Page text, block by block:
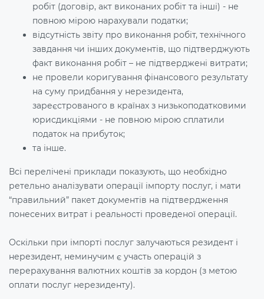
робіт (договір, акт виконаних робіт та інші) - не
повною мірою нарахували податки;
відсутність звіту про виконання робіт, технічного
завдання чи інших документів, що підтверджують
факт виконання робіт – не підтверджені витрати;
не провели коригування фінансового результату
на суму придбання у нерезидента,
зареєстрованого в країнах з низькоподатковими
юрисдикціями - не повною мірою сплатили
податок на прибуток;
та інше.
Всі перелічені приклади показують, що необхідно
ретельно аналізувати операції імпорту послуг, і мати
“правильний” пакет документів на підтвердження
понесених витрат і реальності проведеної операції.
Оскільки при імпорті послуг залучаються резидент і
нерезидент, неминучим є участь операцій з
перерахування валютних коштів за кордон (з метою
оплати послуг нерезиденту).